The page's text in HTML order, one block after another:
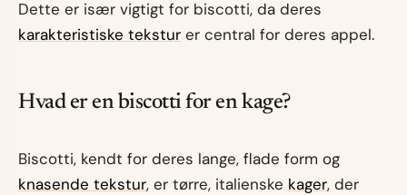
Dette er især vigtigt for biscotti, da deres
karakteristiske tekstur er central for deres appel.
Hvad er en biscotti for en kage?
Biscotti, kendt for deres lange, flade form og
knasende tekstur, er tørre, italienske kager, der